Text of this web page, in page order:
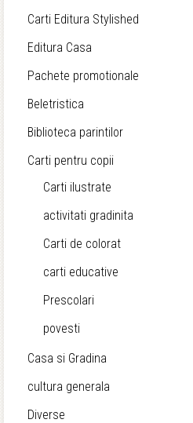
Carti Editura Stylished
Editura Casa
Pachete promotionale
Beletristica
Biblioteca parintilor
Carti pentru copii
Carti ilustrate
activitati gradinita
Carti de colorat
carti educative
Prescolari
povesti
Casa si Gradina
cultura generala
Diverse